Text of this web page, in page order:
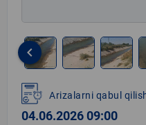
1
of
4
keyboard_arrow_left
Arizalarni qabul
04.06.2026 09:00